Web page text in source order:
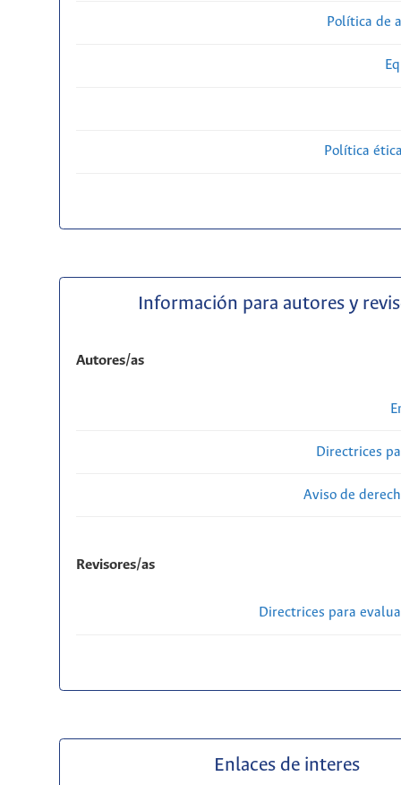
Política de
Política
Información para autores y
Autores/as
Directrices
Aviso de
Revisores/as
Directrices para
Enlaces de interes